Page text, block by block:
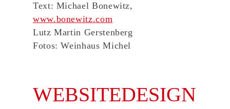
Text: Michael Bonewitz,
www.bonewitz.com
Lutz Martin Gerstenberg
Fotos: Weinhaus Michel
WEBSITEDESIGN